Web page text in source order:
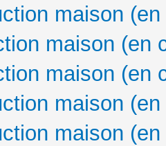
maison
maison (en
maison (en
maison
maison